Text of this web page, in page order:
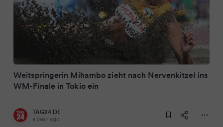
Weitspringerin Mihambo zieht nach Nervenkitzel ins
WM-Finale in Tokio ein
TAG24 DE
a year ago